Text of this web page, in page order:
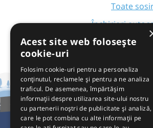
Toate
Închirieri
Acest site web folosește
cookie-uri
Folosim cookie-uri pentru a personaliza
conținutul, reclamele și pentru a ne analiza
traficul. De asemenea, împărtășim
informații despre utilizarea site-ului nostru
cu partenerii noștri de publicitate și analiză,
care le pot combina cu alte informații pe